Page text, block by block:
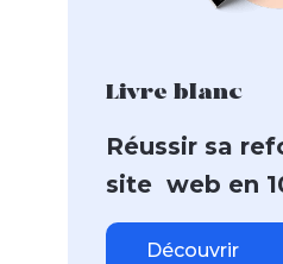
Livre blanc
Réussir sa
site web en
Découvrir